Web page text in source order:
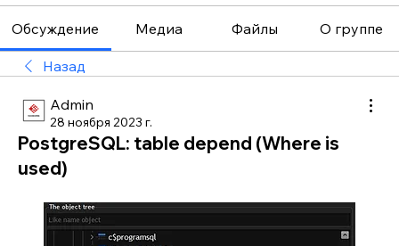
Обсуждение Медиа Файлы О группе
Назад
Admin
28 ноября 2023 г.
PostgreSQL: table depend (Where is
used)